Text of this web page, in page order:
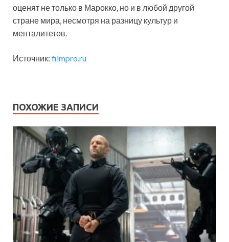
оценят не только в Марокко, но и в любой другой
стране мира, несмотря на разницу культур и
менталитетов.
Источник: filmpro.ru
ПОХОЖИЕ ЗАПИСИ